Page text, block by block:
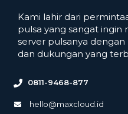
Kami lahir dari
pulsa yang sangat
server pulsanya
dan dukungan yang
0811-9468-877
hello@maxcloud.id